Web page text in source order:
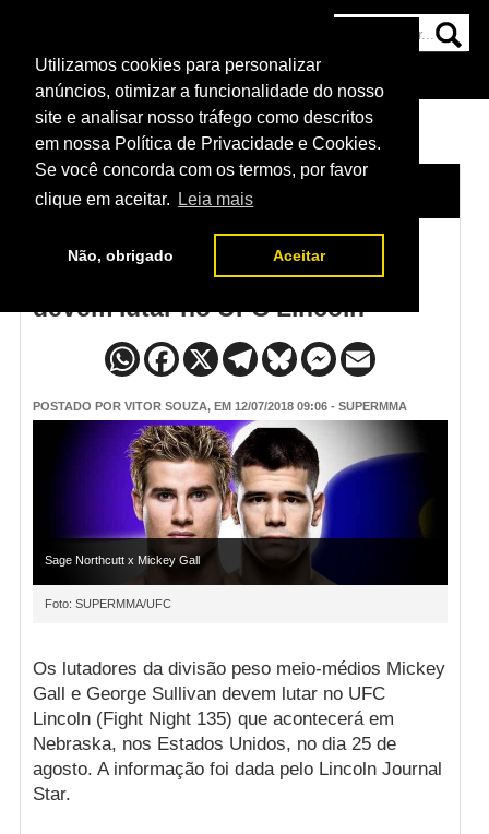
Utilizamos cookies para personalizar
anúncios, otimizar a funcionalidade do nosso
site e analisar nosso tráfego como descritos
em nossa Política de Privacidade e Cookies.
Se você concorda com os termos, por favor
clique em aceitar.
Leia mais
Não, obrigado Aceitar
NOTÍCIAS
HOME NOTÍCIAS
Mickey Gall e George Sullivan
devem lutar no UFC Lincoln
POSTADO POR VITOR SOUZA, EM 12/07/2018 09:06 - SUPERMMA
Sage Northcutt x Mickey Gall
Foto: SUPERMMA/UFC
Os lutadores da divisão peso meio-médios Mickey
Gall e George Sullivan devem lutar no UFC
Lincoln (Fight Night 135) que acontecerá em
Nebraska, nos Estados Unidos, no dia 25 de
agosto. A informação foi dada pelo Lincoln Journal
Star.